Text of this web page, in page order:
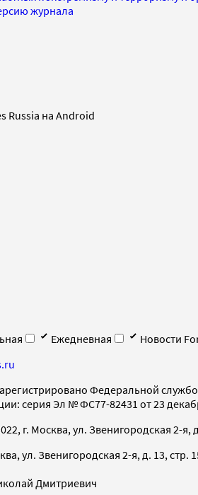
журнала
Russia на Android
Ежедневная
Новости
Федеральной
серия Эл № ФС77-82431 от 23
г. Москва, ул. Звенигородская 2-я,
ул. Звенигородская 2-я, д. 13, стр.
Дмитриевич